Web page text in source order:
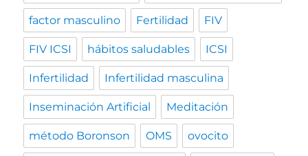
factor masculino Fertilidad FIV
FIV ICSI hábitos saludables ICSI
Infertilidad Infertilidad masculina
Inseminación Artificial Meditación
método Boronson OMS ovocito